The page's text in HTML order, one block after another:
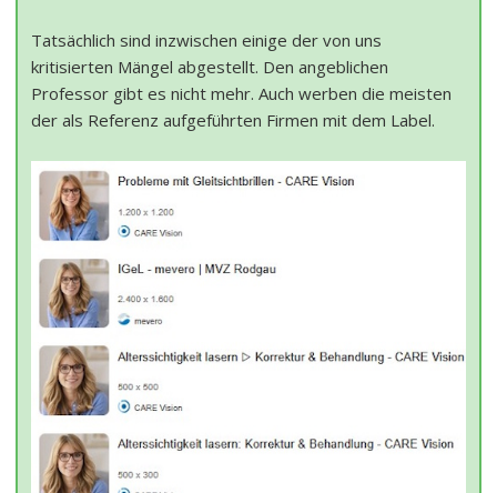
Tatsächlich sind inzwischen einige der von uns
kritisierten Mängel abgestellt. Den angeblichen
Professor gibt es nicht mehr. Auch werben die meisten
der als Referenz aufgeführten Firmen mit dem Label.